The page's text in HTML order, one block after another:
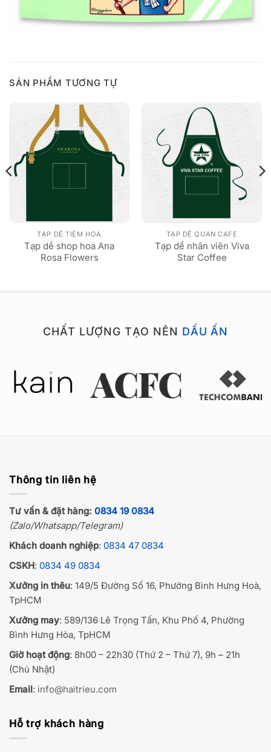
SẢN PHẨM TƯƠNG TỰ
TẠP DỀ TIỆM HOA
Tạp dề shop hoa Ana
Rosa Flowers
TẠP DỀ QUÁN CAFE
Tạp dề nhân viên Viva
Star Coffee
CHẤT LƯỢNG TẠO NÊN DẤU ẤN
Thông tin liên hệ
Tư vấn & đặt hàng: 0834 19 0834
(Zalo/Whatsapp/Telegram)
Khách doanh nghiệp: 0834 47 0834
CSKH: 0834 49 0834
Xưởng in thêu: 149/5 Đường Số 16, Phường Bình Hưng Hoà,
TpHCM
Xưởng may: 589/136 Lê Trọng Tấn, Khu Phố 4, Phường
Bình Hưng Hòa, TpHCM
Giờ hoạt động: 8h00 – 22h30 (Thứ 2 – Thứ 7), 9h – 21h
(Chủ Nhật)
Email: info@haitrieu.com
Hỗ trợ khách hàng